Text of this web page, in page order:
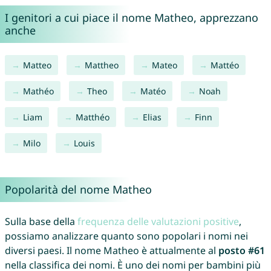
I genitori a cui piace il nome Matheo, apprezzano
anche
Matteo Mattheo Mateo Mattéo
Mathéo Theo Matéo Noah
Liam Matthéo Elias Finn
Milo Louis
Popolarità del nome Matheo
Sulla base della frequenza delle valutazioni positive,
possiamo analizzare quanto sono popolari i nomi nei
diversi paesi. Il nome Matheo è attualmente al posto #61
nella classifica dei nomi. È uno dei nomi per bambini più